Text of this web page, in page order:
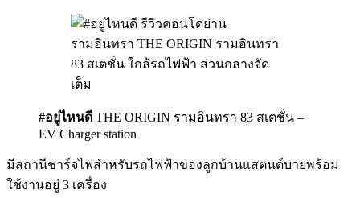
#อยู่ไหนดี THE ORIGIN รามอินทรา 83 สเตชั่น –
EV Charger station
มีสถานีชาร์จไฟสำหรับรถไฟฟ้าของลูกบ้านแสตนด์บายพร้อม
ใช้งานอยู่ 3 เครื่อง